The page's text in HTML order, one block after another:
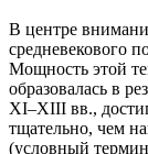
В центре
средневекового
Мощность этой
образовалась в
XI–XIII вв.,
тщательно, чем
(условный